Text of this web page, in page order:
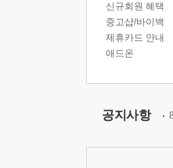
신규회원 혜택
중고샵/바이백
제휴카드 안내
애드온
공지사항